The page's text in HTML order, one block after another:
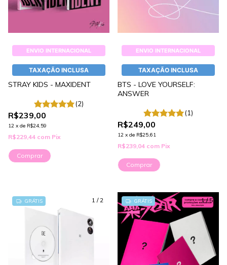
ENVIO INTERNACIONAL
TAXAÇÃO INCLUSA
STRAY KIDS - MAXIDENT
(2)
R$239,00
12 x de R$24,59
R$229,44 com Pix
Comprar
ENVIO INTERNACIONAL
TAXAÇÃO INCLUSA
BTS - LOVE YOURSELF:
ANSWER
(1)
R$249,00
12 x de R$25,61
R$239,04 com Pix
Comprar
1 / 2
GRÁTIS 1/5
GRÁTIS